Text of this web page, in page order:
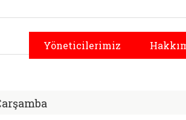
Yöneticilerimiz